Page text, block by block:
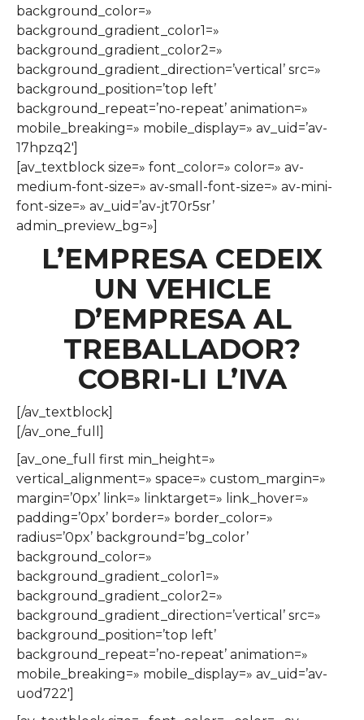
background_color=»
background_gradient_color1=»
background_gradient_color2=»
background_gradient_direction=’vertical’ src=»
background_position=’top left’
background_repeat=’no-repeat’ animation=»
mobile_breaking=» mobile_display=» av_uid=’av-
17hpzq2′]
[av_textblock size=» font_color=» color=» av-
medium-font-size=» av-small-font-size=» av-mini-
font-size=» av_uid=’av-jt70r5sr’
admin_preview_bg=»]
L’EMPRESA CEDEIX
UN VEHICLE
D’EMPRESA AL
TREBALLADOR?
COBRI-LI L’IVA
[/av_textblock]
[/av_one_full]
[av_one_full first min_height=»
vertical_alignment=» space=» custom_margin=»
margin=’0px’ link=» linktarget=» link_hover=»
padding=’0px’ border=» border_color=»
radius=’0px’ background=’bg_color’
background_color=»
background_gradient_color1=»
background_gradient_color2=»
background_gradient_direction=’vertical’ src=»
background_position=’top left’
background_repeat=’no-repeat’ animation=»
mobile_breaking=» mobile_display=» av_uid=’av-
uod722′]